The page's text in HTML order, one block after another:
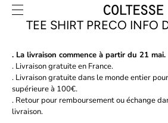
Skip
TEE SHIRT PRECO INFO
. La livraison commence à partir du 21 mai.
. Livraison gratuite en France.
. Livraison gratuite dans le monde entier
supérieure à 100€.
. Retour pour remboursement ou échange
livraison.